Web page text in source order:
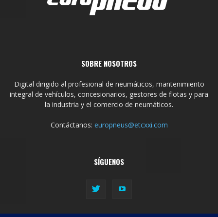
SOBRE NOSOTROS
Digital dirigido al profesional de neumáticos, mantenimiento
integral de vehículos, concesionarios, gestores de flotas y para
la industria y el comercio de neumáticos.
Contáctanos: europneus@etcxxi.com
SÍGUENOS